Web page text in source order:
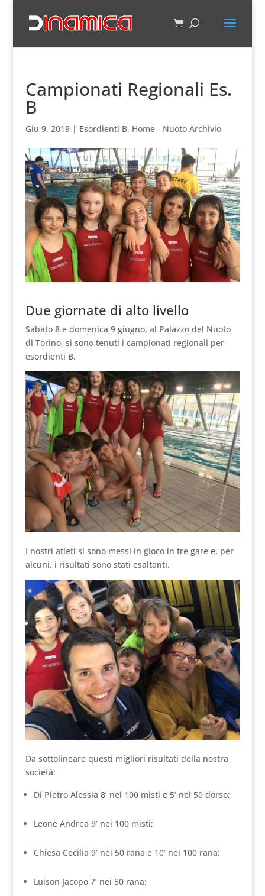
Campionati Regionali Es.
B
Giu 9, 2019| Esordienti B, Home - Nuoto Archivio
Due giornate di alto livello
Sabato 8 e domenica 9 giugno, al Palazzo del Nuoto
di Torino, si sono tenuti i campionati regionali per
esordienti B.
I nostri atleti si sono messi in gioco in tre gare e, per
alcuni, i risultati sono stati esaltanti.
Da sottolineare questi migliori risultati della nostra
società:
Di Pietro Alessia 8’ nei 100 misti e 5’ nei 50 dorso;
Leone Andrea 9’ nei 100 misti;
Chiesa Cecilia 9’ nei 50 rana e 10’ nei 100 rana;
Luison Jacopo 7’ nei 50 rana;